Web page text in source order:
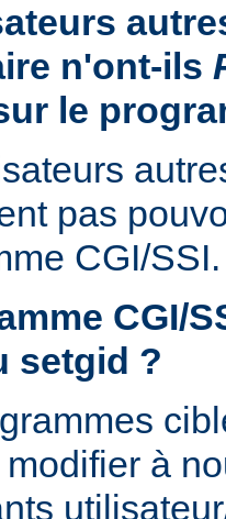
n'ont-ils
le
pas
CGI/SSI.
CGI/
setgid ?
à